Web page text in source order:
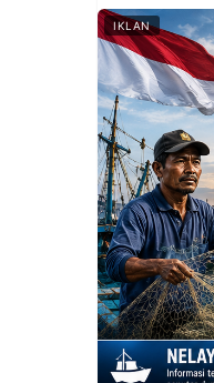
IKLAN